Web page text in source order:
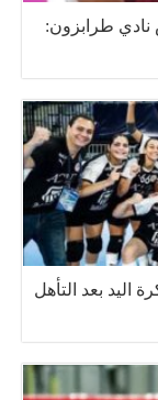
رئيس نادي طرابزون:
بعد التأهل